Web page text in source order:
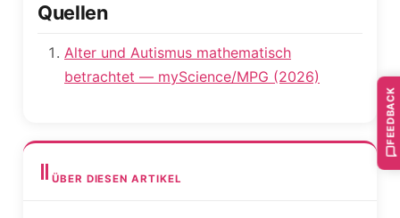
Quellen
Alter und Autismus mathematisch
betrachtet — myScience/MPG (2026)
ÜBER DIESEN ARTIKEL
FEEDBACK